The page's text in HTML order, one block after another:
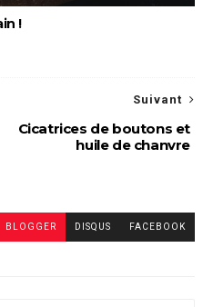
!
Suivant
Cicatrices de boutons et
huile de chanvre
BLOGGER DISQUS FACEBOOK